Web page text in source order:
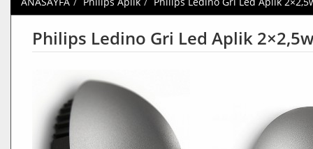
Philips Ledino Gri Led Aplik